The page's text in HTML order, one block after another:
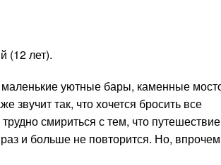
(12 лет).
уютные бары, каменные
звучит так, что хочется бросить все
смириться с тем, что
и больше не повторится. Но,